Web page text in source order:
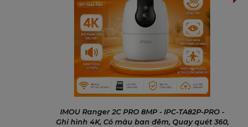
Mã sản phẩm RV-L11-11
Điều hướng: Laser
Làm sạch bộ định tuyến: Lập kế hoạch
Lực hút: Lên đến 2700Pa
Thời lượng: Tối đa 110 phút
Pin: 3200mAh
IMOU Ranger 2C PRO 8MP - IPC-TA82P-PRO -
Ghi hình 4K, Có màu ban đêm, Quay quét 360,